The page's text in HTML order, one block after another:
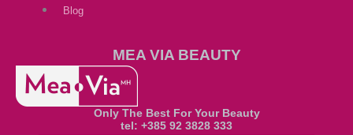
Blog
MEA VIA BEAUTY
Only The Best For Your Beauty
tel: +385 92 3828 333